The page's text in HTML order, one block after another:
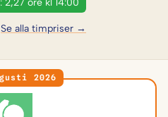
Se alla timpriser →
2026